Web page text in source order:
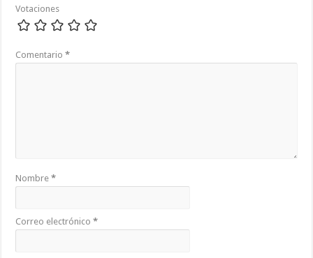
Votaciones
Comentario*
Nombre*
Correo electrónico*